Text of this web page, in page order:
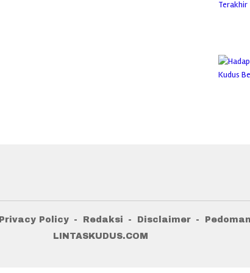
Privacy Policy Redaksi Disclaimer
LINTASKUDUS.COM